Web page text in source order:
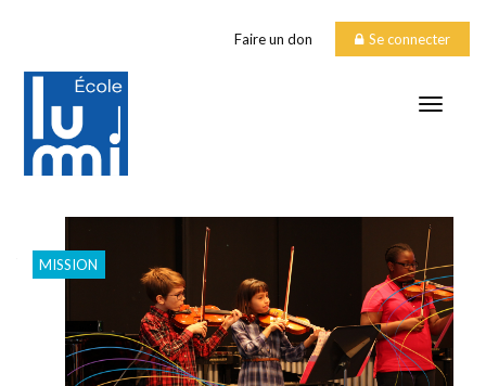
Faire un don Se connecter
Mission
MISSION